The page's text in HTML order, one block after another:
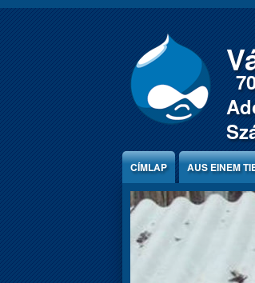
Jump to Content
CÍMLAP AUS EINEM